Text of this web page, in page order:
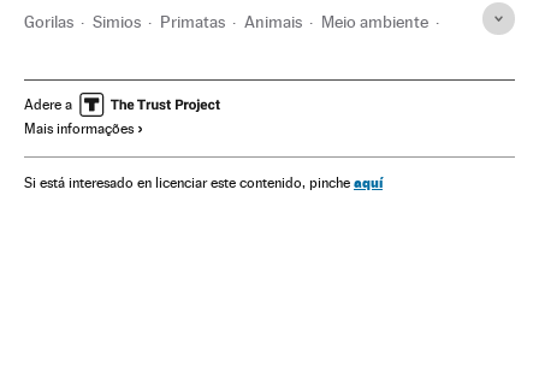
Gorilas Simios Primatas Animais Meio ambiente
Adere a
Mais informações
Si está interesado en licenciar este contenido, pinche aquí